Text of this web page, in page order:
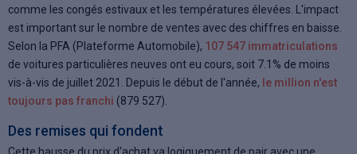
comme les congés estivaux et les températures élevées. L'impact
est important sur le nombre de ventes avec des chiffres en baisse.
Selon la PFA (Plateforme Automobile), 107 547 immatriculations
de voitures particulières neuves ont eu cours, soit 7.1% de moins
vis-à-vis de juillet 2021. Depuis le début de l'année, le million n'est
toujours pas franchi (879 527).
Des remises qui fondent